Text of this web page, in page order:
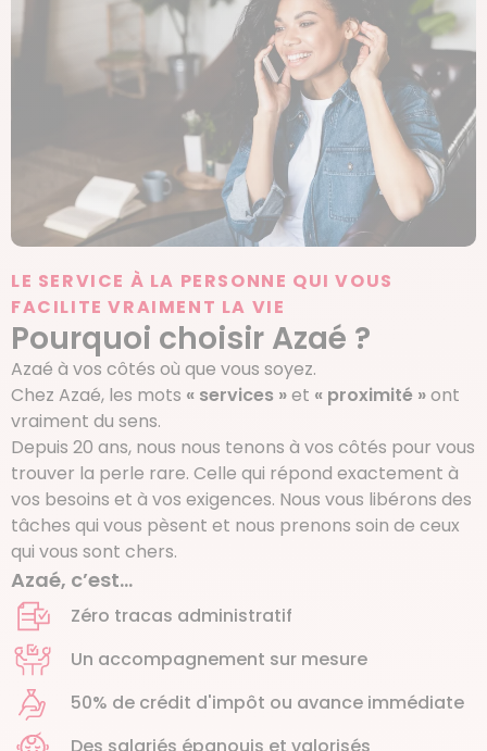
LE SERVICE À LA PERSONNE QUI VOUS
FACILITE VRAIMENT LA VIE
Pourquoi choisir Azaé ?
Azaé à vos côtés où que vous soyez.
Chez Azaé, les mots « services »et « proximité »ont
vraiment du sens.
Depuis 20 ans, nous nous tenons à vos côtés pour vous
trouver la perle rare. Celle qui répond exactement à
vos besoins et à vos exigences. Nous vous libérons des
tâches qui vous pèsent et nous prenons soin de ceux
qui vous sont chers.
Azaé, c’est…
Zéro tracas administratif
Un accompagnement sur mesure
50% de crédit d'impôt ou avance immédiate
Des salariés épanouis et valorisés